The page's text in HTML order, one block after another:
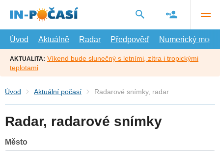
hlavní
Úvod
Aktuálně Radar Předpověď Numerický model
AKTUALITA: Víkend bude slunečný s letními, zítra i tropickými
teplotami
Úvod Aktuální počasí Radarové snímky, radar
Radar, radarové snímky
Město